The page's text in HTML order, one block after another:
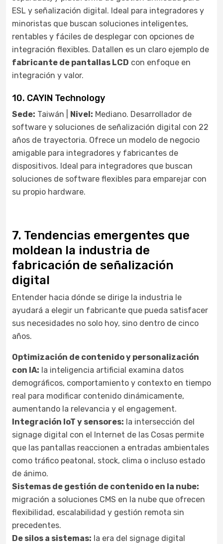
ESL y señalización digital. Ideal para integradores y
minoristas que buscan soluciones inteligentes,
rentables y fáciles de desplegar con opciones de
integración flexibles. Datallen es un claro ejemplo de
fabricante de pantallas LCD con enfoque en
integración y valor.
10. CAYIN Technology
Sede: Taiwán | Nivel: Mediano. Desarrollador de
software y soluciones de señalización digital con 22
años de trayectoria. Ofrece un modelo de negocio
amigable para integradores y fabricantes de
dispositivos. Ideal para integradores que buscan
soluciones de software flexibles para emparejar con
su propio hardware.
7. Tendencias emergentes que
moldean la industria de
fabricación de señalización
digital
Entender hacia dónde se dirige la industria le
ayudará a elegir un fabricante que pueda satisfacer
sus necesidades no solo hoy, sino dentro de cinco
años.
Optimización de contenido y personalización
con IA: la inteligencia artificial examina datos
demográficos, comportamiento y contexto en tiempo
real para modificar contenido dinámicamente,
aumentando la relevancia y el engagement.
Integración IoT y sensores: la intersección del
signage digital con el Internet de las Cosas permite
que las pantallas reaccionen a entradas ambientales
como tráfico peatonal, stock, clima o incluso estado
de ánimo.
Sistemas de gestión de contenido en la nube:
migración a soluciones CMS en la nube que ofrecen
flexibilidad, escalabilidad y gestión remota sin
precedentes.
De silos a sistemas: la era del signage digital